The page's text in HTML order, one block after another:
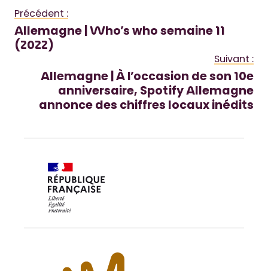
Précédent :
Allemagne | Who’s who semaine 11
(2022)
Suivant :
Allemagne | À l’occasion de son 10e
anniversaire, Spotify Allemagne
annonce des chiffres locaux inédits